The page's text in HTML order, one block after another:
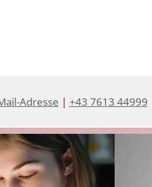
Adresse | +43 7613 44999